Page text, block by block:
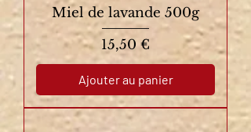
Miel de lavande 500g
Prix
15,50 €
Ajouter au panier